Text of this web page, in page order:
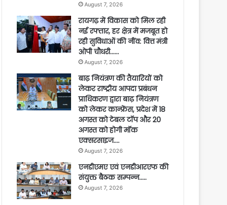
August 7, 2026
रायगढ़ में विकास को मिल रही
नई रफ्तार, हर क्षेत्र में मजबूत हो
रही सुविधाओं की नींव: वित्त मंत्री
ओपी चौधरी……
August 7, 2026
बाढ़ नियंत्रण की तैयारियों को
लेकर राष्ट्रीय आपदा प्रबंधन
प्राधिकरण द्वारा बाढ़ नियंत्रण
को लेकर कान्फ्रेंस, प्रदेश में 18
अगस्त को टेबल टॉप और 20
अगस्त को होगी मॉक
एक्सरसाइज….
August 7, 2026
एनडीएमए एवं एनडीआरएफ की
संयुक्त बैठक सम्पन्न…..
August 7, 2026